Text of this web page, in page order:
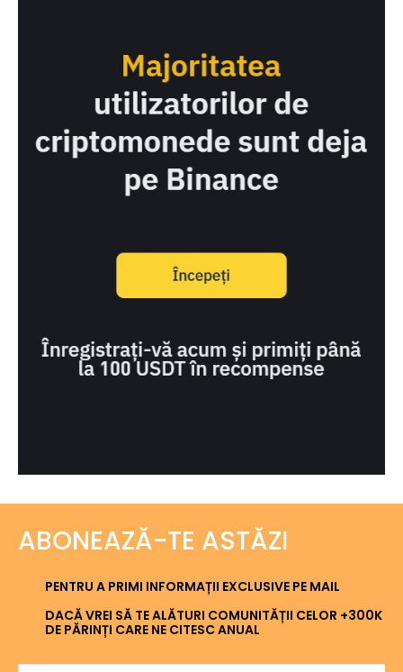
ABONEAZĂ-TE ASTĂZI
PENTRU A PRIMI INFORMAȚII EXCLUSIVE PE MAIL
DACĂ VREI SĂ TE ALĂTURI COMUNITĂȚII CELOR +300K
DE PĂRINȚI CARE NE CITESC ANUAL